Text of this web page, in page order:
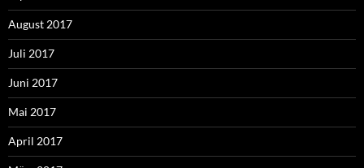
August 2017
Juli 2017
Juni 2017
Mai 2017
April 2017